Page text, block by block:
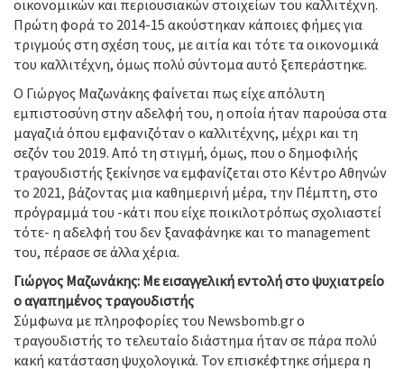
οικονομικών και περιουσιακών στοιχείων του καλλιτέχνη.
Πρώτη φορά το 2014-15 ακούστηκαν κάποιες φήμες για
τριγμούς στη σχέση τους, με αιτία και τότε τα οικονομικά
του καλλιτέχνη, όμως πολύ σύντομα αυτό ξεπεράστηκε.
Ο Γιώργος Μαζωνάκης φαίνεται πως είχε απόλυτη
εμπιστοσύνη στην αδελφή του, η οποία ήταν παρούσα στα
μαγαζιά όπου εμφανιζόταν ο καλλιτέχνης, μέχρι και τη
σεζόν του 2019. Από τη στιγμή, όμως, που ο δημοφιλής
τραγουδιστής ξεκίνησε να εμφανίζεται στο Κέντρο Αθηνών
το 2021, βάζοντας μια καθημερινή μέρα, την Πέμπτη, στο
πρόγραμμά του -κάτι που είχε ποικιλοτρόπως σχολιαστεί
τότε- η αδελφή του δεν ξαναφάνηκε και το management
του, πέρασε σε άλλα χέρια.
Γιώργος Μαζωνάκης: Με εισαγγελική εντολή στο ψυχιατρείο
ο αγαπημένος τραγουδιστής
Σύμφωνα με πληροφορίες του Newsbomb.gr ο
τραγουδιστής το τελευταίο διάστημα ήταν σε πάρα πολύ
κακή κατάσταση ψυχολογικά. Τον επισκέφτηκε σήμερα η